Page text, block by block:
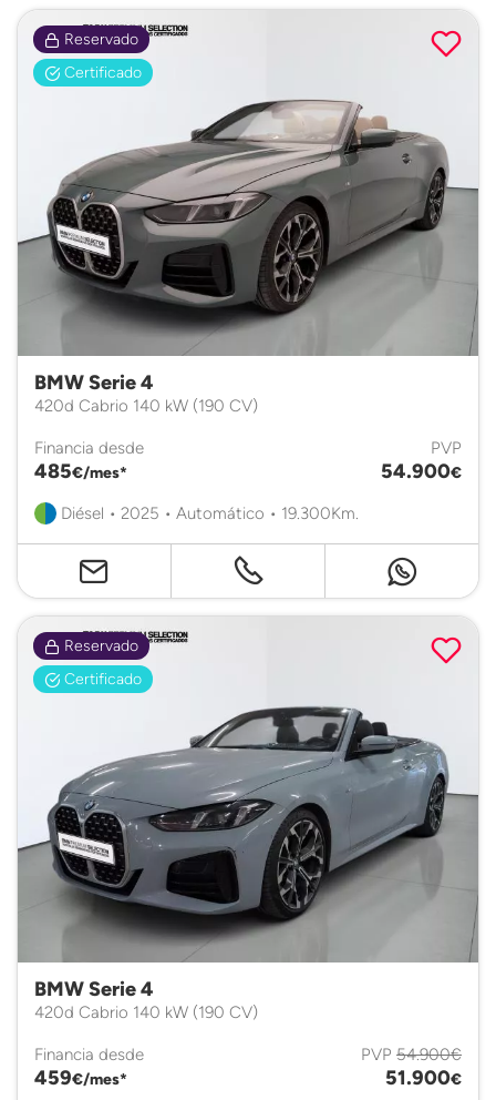
Reservado
Certificado
BMW Serie 4
420d Cabrio 140 kW (190 CV)
Financia desde
485€/mes*
PVP
54.900€
Diésel • 2025 • Automático • 19.300Km.
Reservado
Certificado
BMW Serie 4
420d Cabrio 140 kW (190 CV)
Financia desde
459€/mes*
PVP 54.900€
51.900€